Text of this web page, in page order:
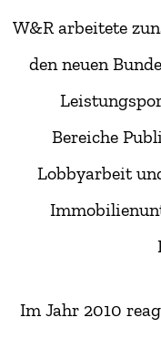
W&R arbeitete
den neuen
Bereiche
Lobbyarbeit
Im Jahr 2010